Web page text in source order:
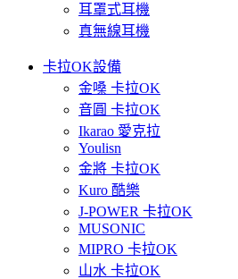
耳罩式耳機
真無線耳機
卡拉OK設備
金嗓 卡拉OK
音圓 卡拉OK
Ikarao 愛克拉
Youlisn
金將 卡拉OK
Kuro 酷樂
J-POWER 卡拉OK
MUSONIC
MIPRO 卡拉OK
山水 卡拉OK